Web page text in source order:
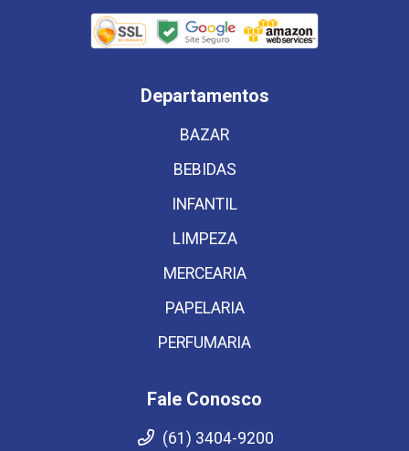
Departamentos
BAZAR
BEBIDAS
INFANTIL
LIMPEZA
MERCEARIA
PAPELARIA
PERFUMARIA
Fale Conosco
(61) 3404-9200